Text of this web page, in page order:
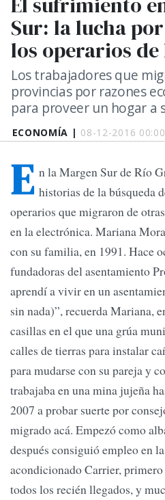
ECONOMÍA | 08-12-2016 00:00
Sur: la lucha
los operarios
Los trabajadores que
provincias por razones
para proveer un hogar a
E n la Margen Sur de Río
historias de la búsqueda
operarios que migraron de
en la electrónica. Mariana
con su familia, en 1991. Hace
fundadoras del asentamiento
aprendí a vivir en un
sin nada)”, recuerda Mariana,
casillas en el que una grúa
calles de tierras para instalar
para mudarse con su pareja y
trabajaba en una mina jujeña
2007 a probar suerte por
migrado acá. Empezó como
después consiguió empleo en
acondicionado Carrier,
todos los recién llegados, y